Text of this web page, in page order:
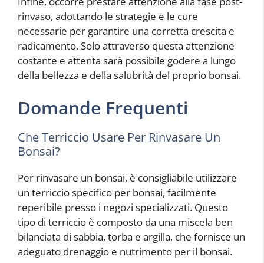
rinvaso, adottando le strategie e le cure
necessarie per garantire una corretta crescita e
radicamento. Solo attraverso questa attenzione
costante e attenta sarà possibile godere a lungo
della bellezza e della salubrità del proprio bonsai.
Domande Frequenti
Che Terriccio Usare Per Rinvasare Un
Bonsai?
Per rinvasare un bonsai, è consigliabile utilizzare
un terriccio specifico per bonsai, facilmente
reperibile presso i negozi specializzati. Questo
tipo di terriccio è composto da una miscela ben
bilanciata di sabbia, torba e argilla, che fornisce un
adeguato drenaggio e nutrimento per il bonsai.